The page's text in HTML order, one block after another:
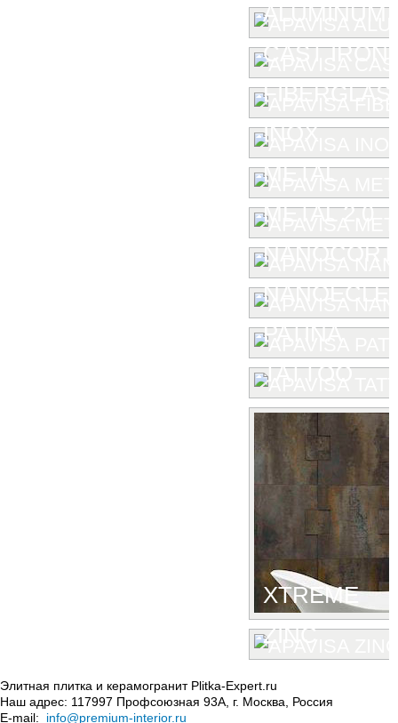
ALUMINUM
CAST IRON
INOX
METAL
METAL 2.0
PATINA
TATTOO
XTREME
ZINC
Элитная плитка и керамогранит Plitka-Expert.ru
Наш адрес: 117997 Профсоюзная 93А, г. Москва, Россия
E-mail:
info@premium-interior.ru